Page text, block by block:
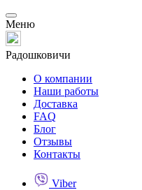
Меню
Радошковичи
О компании
Наши работы
Доставка
FAQ
Блог
Отзывы
Контакты
Viber